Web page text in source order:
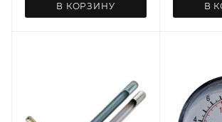
В КОРЗИНУ В